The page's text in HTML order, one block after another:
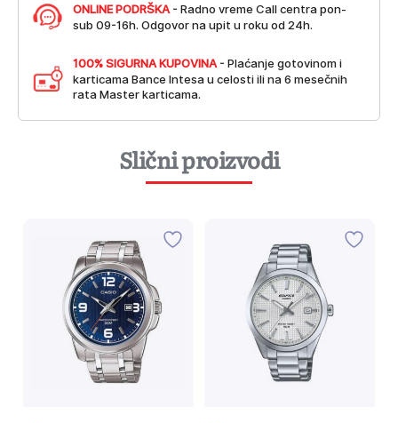
ONLINE PODRŠKA - Radno vreme Call centra pon-
sub 09-16h. Odgovor na upit u roku od 24h.
100% SIGURNA KUPOVINA - Plaćanje gotovinom i
karticama Bance Intesa u celosti ili na 6 mesečnih
rata Master karticama.
Slični proizvodi